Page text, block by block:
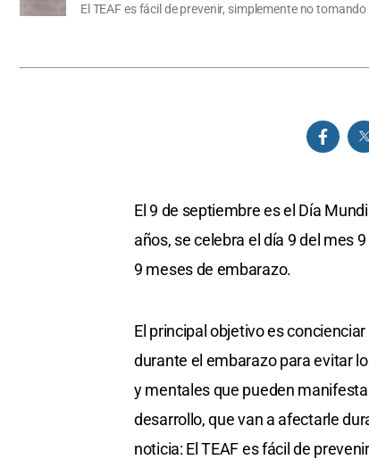
El TEAF es fácil de prevenir, simplemente no
El 9 de septiembre es el Día
años, se celebra el día 9 del mes
9 meses de embarazo.
El principal objetivo es
durante el embarazo para evitar
y mentales que pueden
desarrollo, que van a afectarle
noticia: El TEAF es fácil de